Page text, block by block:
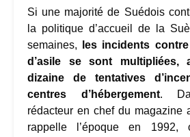
Si une majorité de Suédois
la politique d’accueil de la
semaines,
les incidents
d’asile se sont multipliées,
dizaine de tentatives
centres d’hébergement.
rédacteur en chef du magazine
rappelle l’époque en 1992,